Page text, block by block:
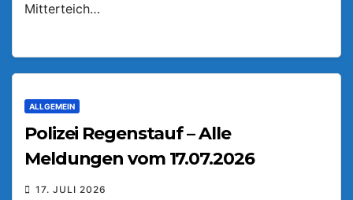
Mitterteich…
ALLGEMEIN
Polizei Regenstauf – Alle
Meldungen vom 17.07.2026
17. JULI 2026